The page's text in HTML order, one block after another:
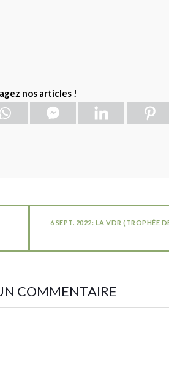
nos articles !
6 SEPT. 2022: LA VDR (TROPHÉE
COMMENTAIRE